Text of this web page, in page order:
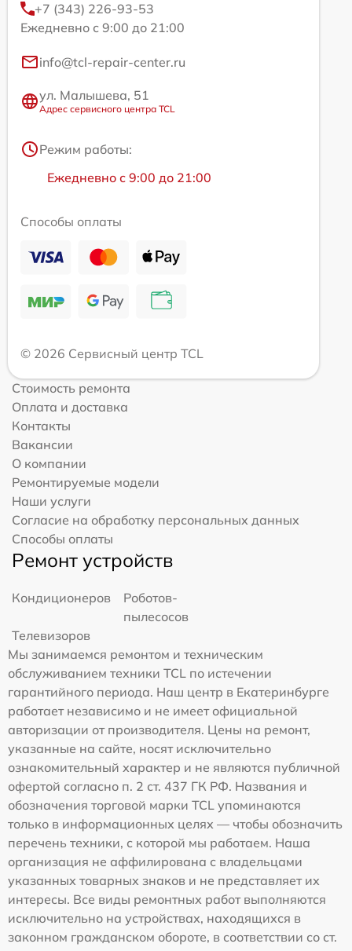
+7 (343) 226-93-53
Ежедневно с 9:00 до 21:00
info@tcl-repair-center.ru
ул. Малышева, 51
Адрес сервисного центра TCL
Режим работы:
Ежедневно с 9:00 до 21:00
Способы оплаты
© 2026 Сервисный центр TCL
Стоимость ремонта
Оплата и доставка
Контакты
Вакансии
О компании
Ремонтируемые модели
Наши услуги
Согласие на обработку персональных данных
Способы оплаты
Ремонт устройств
Кондиционеров
Роботов-
пылесосов
Телевизоров
Мы занимаемся ремонтом и техническим
обслуживанием техники TCL по истечении
гарантийного периода. Наш центр в Екатеринбурге
работает независимо и не имеет официальной
авторизации от производителя. Цены на ремонт,
указанные на сайте, носят исключительно
ознакомительный характер и не являются публичной
офертой согласно п. 2 ст. 437 ГК РФ. Названия и
обозначения торговой марки TCL упоминаются
только в информационных целях — чтобы обозначить
перечень техники, с которой мы работаем. Наша
организация не аффилирована с владельцами
указанных товарных знаков и не представляет их
интересы. Все виды ремонтных работ выполняются
исключительно на устройствах, находящихся в
законном гражданском обороте, в соответствии со ст.